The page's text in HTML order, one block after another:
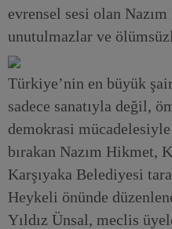
evrensel sesi olan
unutulmazlar ve
Türkiye’nin en büyük
sadece sanatıyla değil,
demokrasi
bırakan Nazım Hikmet,
Karşıyaka Belediyesi
Heykeli önünde
Yıldız Ünsal, meclis